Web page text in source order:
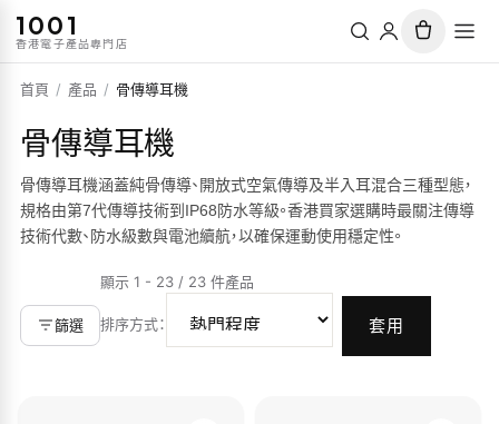
1001
香港電子產品專門店
首頁 / 產品 / 骨傳導耳機
骨傳導耳機
骨傳導耳機涵蓋純骨傳導、開放式空氣傳導及半入耳混合三種型態，
規格由第7代傳導技術到IP68防水等級。香港買家選購時最關注傳導
技術代數、防水級數與電池續航，以確保運動使用穩定性。
篩選
顯示 1 - 23 / 23 件產品
排序方式： 套用